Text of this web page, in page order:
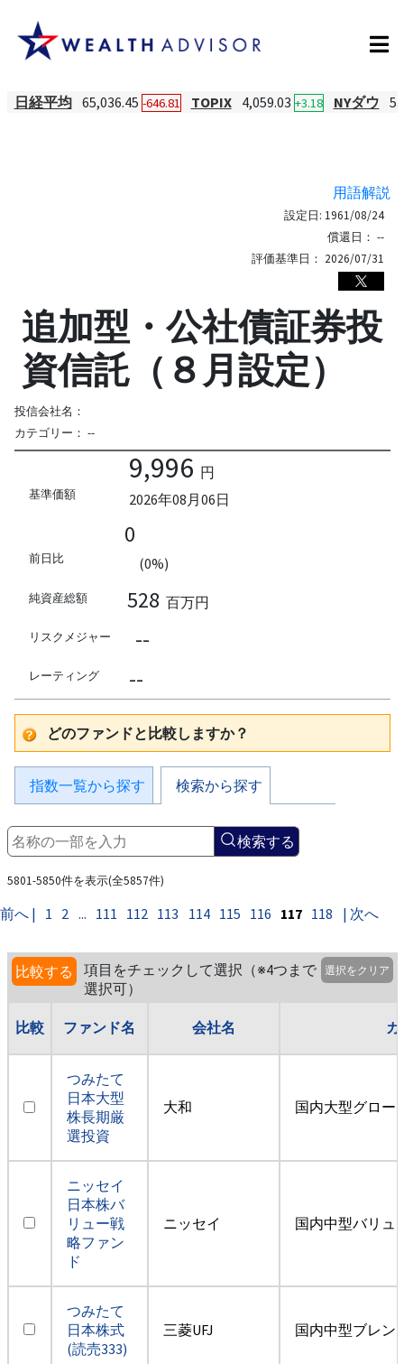
日経平均 65,036.45 -646.81 TOPIX 4,059.03 +3.18 NYダウ
用語解説
設定日: 1961/08/24
償還日： --
評価基準日： 2026/07/31
追加型・公社債証券投
資信託（８月設定）
投信会社名：
カテゴリー： --
基準価額
9,996 円
2026年08月06日
前日比
0
(0%)
純資産総額 528 百万円
リスクメジャー --
レーティング --
どのファンドと比較しますか？
指数一覧から探す 検索から探す
検索する
5801-5850件を表示(全5857件)
前へ | 1 2 ... 111 112 113 114 115 116 117 118 | 次へ
比較する
項目をチェックして選択（※4つまで
選択可）
選択をクリア
比較 ファンド名 会社名
つみたて
日本大型
株長期厳
選投資
大和 国内大型グロー
ニッセイ
日本株バ
リュー戦
略ファン
ド
ニッセイ 国内中型バリュ
つみたて
日本株式
(読売333)
三菱UFJ 国内中型ブレン